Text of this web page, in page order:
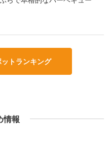
トランキング
情報